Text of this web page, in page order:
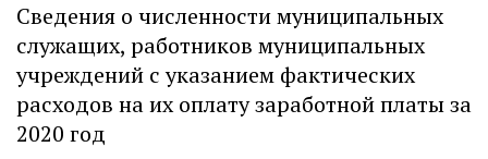
Сведения о численности муниципальных
служащих, работников муниципальных
учреждений с указанием фактических
расходов на их оплату заработной платы за
2020 год